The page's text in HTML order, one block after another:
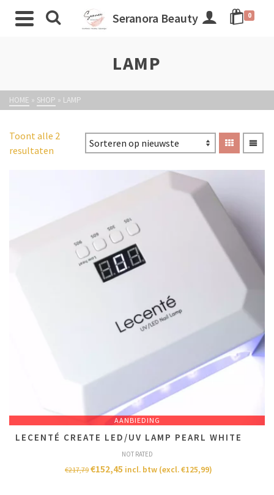
Seranora Beauty 0
LAMP
HOME » SHOP » LAMP
Toont alle 2
resultaten
AANBIEDING
LECENTÉ CREATE LED/UV LAMP PEARL WHITE
NOT RATED
€217,79 €152,45 incl. btw (excl.€125,99)